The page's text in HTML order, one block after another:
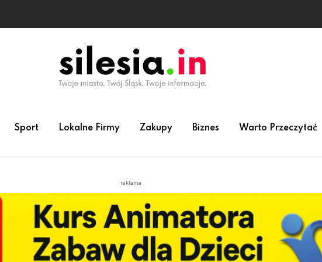
Sport Lokalne Firmy Zakupy Biznes Warto Przeczytać
reklama